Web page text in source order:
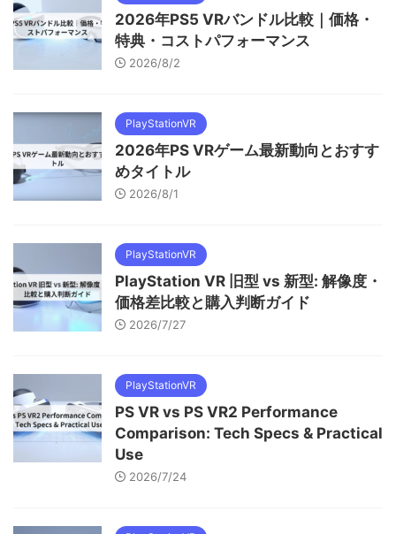
2026年PS5 VRバンドル比較｜価格・
特典・コストパフォーマンス
2026/8/2
PlayStationVR
2026年PS VRゲーム最新動向とおすす
めタイトル
2026/8/1
PlayStationVR
PlayStation VR 旧型 vs 新型: 解像度・
価格差比較と購入判断ガイド
2026/7/27
PlayStationVR
PS VR vs PS VR2 Performance
Comparison: Tech Specs & Practical
Use
2026/7/24